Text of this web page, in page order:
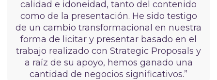
calidad e idoneidad, tanto del contenido
como de la presentación. He sido testigo
de un cambio transformacional en nuestra
forma de licitar y presentar basado en el
trabajo realizado con Strategic Proposals y
a raíz de su apoyo, hemos ganado una
cantidad de negocios significativos.”